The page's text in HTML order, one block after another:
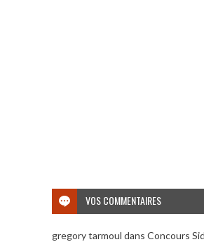
VOS COMMENTAIRES
gregory tarmoul dans Concours